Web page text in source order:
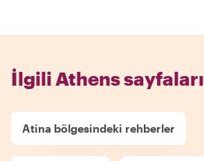
İlgili Athens sayfaları
Atina bölgesindeki rehberler